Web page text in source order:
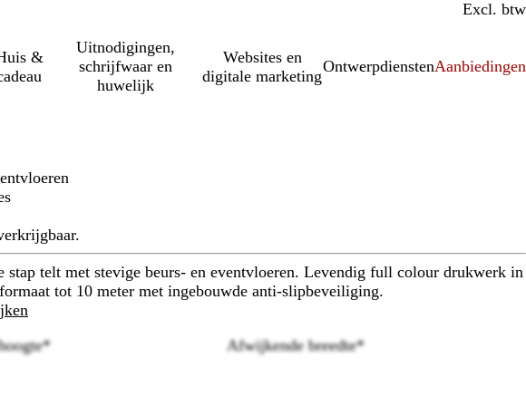
Incl. btw
Excl. btw
&
Uitnodigingen,
schrijfwaar en
huwelijk
Websites en
digitale marketing
OntwerpdienstenAanbiedingen
stap telt met stevige beurs- en eventvloeren. Levendig full colour drukwerk in
tot 10 meter met ingebouwde anti-slipbeveiliging.
* Afwijkende breedte*